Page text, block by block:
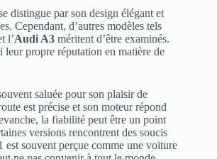
distingue par son design élégant et
Cependant, d’autres modèles tels
l’Audi A3 méritent d’être examinés.
leur propre réputation en matière de
saluée pour son plaisir de
est précise et son moteur répond
la fiabilité peut être un point
versions rencontrent des soucis
est souvent perçue comme une voiture